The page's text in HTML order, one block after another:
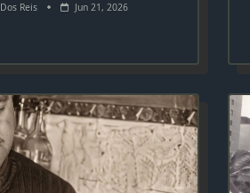
Reis Jun 21, 2026